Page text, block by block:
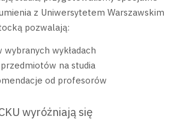
z Uniwersytetem Warszawskim
pozwalają:
wybranych wykładach
na studia
od profesorów
wyróżniają się